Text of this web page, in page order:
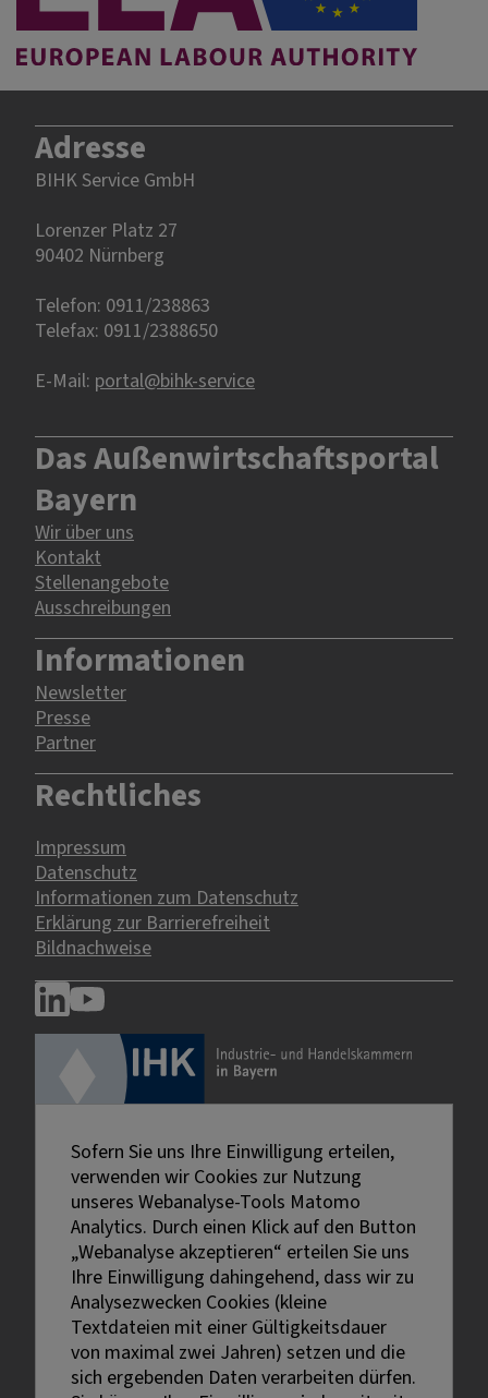
Adresse
BIHK Service GmbH
Lorenzer Platz 27
90402 Nürnberg‎‎
Telefon: 0911/238863
Telefax: 0911/2388650
E-Mail: portal@bihk-service
Das Außenwirtschaftsportal
Bayern
Wir über uns
Kontakt
Stellenangebote
Ausschreibungen
Informationen
Newsletter
Presse
Partner
Rechtliches
Impressum
Datenschutz
Informationen zum Datenschutz
Erklärung zur Barrierefreiheit
Bildnachweise
Sofern Sie uns Ihre Einwilligung erteilen,
verwenden wir Cookies zur Nutzung
unseres Webanalyse-Tools Matomo
Analytics. Durch einen Klick auf den Button
„Webanalyse akzeptieren“ erteilen Sie uns
Ihre Einwilligung dahingehend, dass wir zu
Analysezwecken Cookies (kleine
Textdateien mit einer Gültigkeitsdauer
von maximal zwei Jahren) setzen und die
sich ergebenden Daten verarbeiten dürfen.